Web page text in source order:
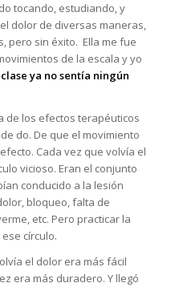
tocando, estudiando, y
dolor de diversas maneras,
pero sin éxito. Ella me fue
de la escala y yo
ya no sentía ningún
de los efectos terapéuticos
do. De que el movimiento
Cada vez que volvía el
vicioso. Eran el conjunto
conducido a la lesión
bloqueo, falta de
etc. Pero practicar la
círculo.
el dolor era más fácil
era más duradero. Y llegó